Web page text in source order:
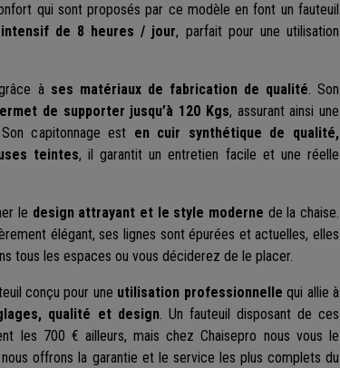
qui sont proposés par ce modèle en font un fauteuil
de 8 heures / jour, parfait pour une utilisation
à ses matériaux de fabrication de qualité. Son
de supporter jusqu’à 120 Kgs, assurant ainsi une
capitonnage est en cuir synthétique de qualité,
teintes, il garantit un entretien facile et une réelle
le design attrayant et le style moderne de la chaise.
élégant, ses lignes sont épurées et actuelles, elles
tous les espaces ou vous déciderez de le placer.
conçu pour une utilisation professionnelle qui allie à
qualité et design. Un fauteuil disposant de ces
les 700 € ailleurs, mais chez Chaisepro nous vous le
offrons la garantie et le service les plus complets du